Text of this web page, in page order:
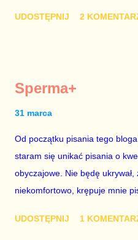
trwało pół roku, lokal do
mojej zgody. Prezydent Andrzej
Senatu wniosek o dwudniowe
nie chce – ani partia rządząca,
siedzibie PiS zapadnie
Dudy, obowiązkiem każdego
szanującego podstawowe
UDOSTĘPNIJ 2
Sperma+
31 marca
Od początku pisania tego
staram się unikać pisania o
obyczajowe. Nie będę
niekomfortowo, krępuje mnie
rozumie, wiedzy i zdrowym
UDOSTĘPNIJ 1